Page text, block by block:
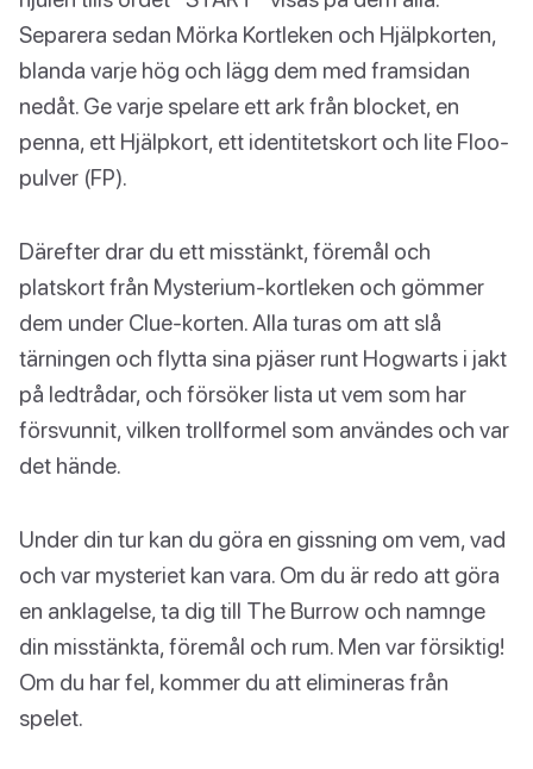
Separera sedan Mörka Kortleken och Hjälpkorten,
blanda varje hög och lägg dem med framsidan
nedåt. Ge varje spelare ett ark från blocket, en
penna, ett Hjälpkort, ett identitetskort och lite Floo-
pulver (FP).
Därefter drar du ett misstänkt, föremål och
platskort från Mysterium-kortleken och gömmer
dem under Clue-korten. Alla turas om att slå
tärningen och flytta sina pjäser runt Hogwarts i jakt
på ledtrådar, och försöker lista ut vem som har
försvunnit, vilken trollformel som användes och var
det hände.
Under din tur kan du göra en gissning om vem, vad
och var mysteriet kan vara. Om du är redo att göra
en anklagelse, ta dig till The Burrow och namnge
din misstänkta, föremål och rum. Men var försiktig!
Om du har fel, kommer du att elimineras från
spelet.